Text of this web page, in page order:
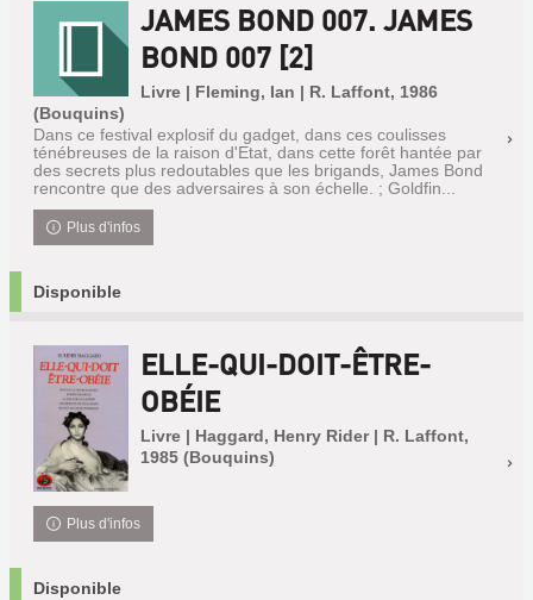
JAMES BOND 007. JAMES
BOND 007 [2]
Livre | Fleming, Ian | R. Laffont, 1986
(Bouquins)
Dans ce festival explosif du gadget, dans ces coulisses
ténébreuses de la raison d'Etat, dans cette forêt hantée par
des secrets plus redoutables que les brigands, James Bond
rencontre que des adversaires à son échelle. ; Goldfin...
Plus d'infos
Disponible
ELLE-QUI-DOIT-ÊTRE-
OBÉIE
Livre | Haggard, Henry Rider | R. Laffont,
1985 (Bouquins)
Plus d'infos
Disponible